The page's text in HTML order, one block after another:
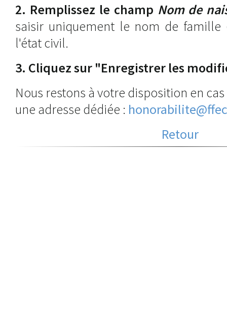
2. Remplissez le champ Nom de
saisir uniquement le nom de famille
l'état civil.
3. Cliquez sur "Enregistrer les
Nous restons à votre disposition en
une adresse dédiée :
Retour